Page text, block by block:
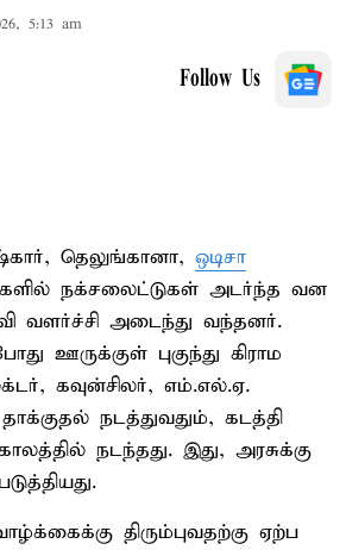
5:13 am
Follow Us
தெலுங்கானா, ஒடிசா
நக்சலைட்டுகள் அடர்ந்த வன
வளர்ச்சி அடைந்து வந்தனர்.
ஊருக்குள் புகுந்து கிராம
கவுன்சிலர், எம்.எல்.ஏ.
நடத்துவதும், கடத்தி
நடந்தது. இது, அரசுக்கு
திரும்புவதற்கு ஏற்ப